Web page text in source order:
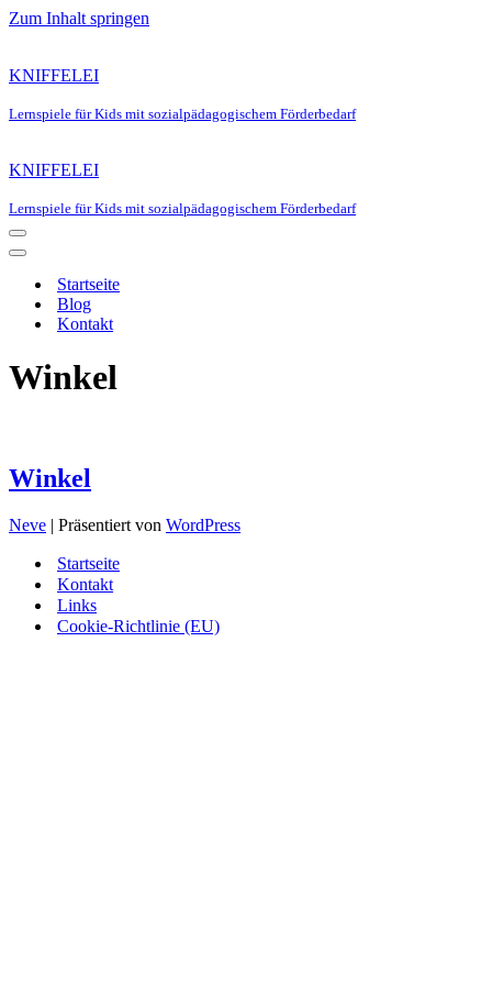
Zum Inhalt springen
KNIFFELEI
Lernspiele für Kids mit sozialpädagogischem Förderbedarf
KNIFFELEI
Lernspiele für Kids mit sozialpädagogischem Förderbedarf
Navigationsmenü
Navigationsmenü
Startseite
Blog
Kontakt
Winkel
Winkel
Neve | Präsentiert von WordPress
Startseite
Kontakt
Links
Cookie-Richtlinie (EU)